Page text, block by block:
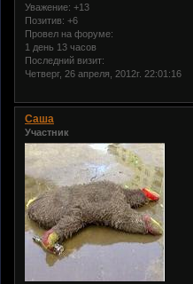
Уважение: +13
Позитив: +6
Провел на форуме:
1 день 13 часов
Последний визит:
Четверг, 26 апреля, 2012г. 22:01:16
Саша
Участник